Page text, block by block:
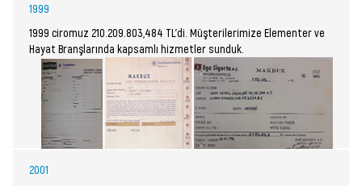
1999
1999 ciromuz 210.209.803,484 TL’di. Müşterilerimize Elementer ve
Hayat Branşlarında kapsamlı hizmetler sunduk.
2001